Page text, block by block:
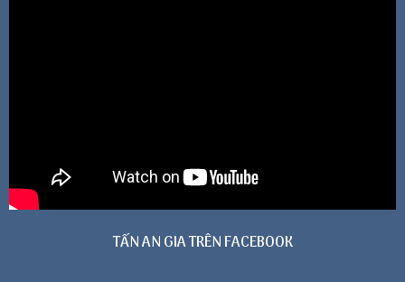
TẤN AN GIA TRÊN FACEBOOK